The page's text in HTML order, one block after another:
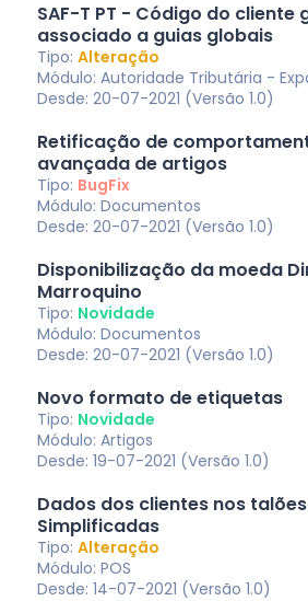
SAF-T PT - Código do cliente
associado a guias globais
Tipo: Alteração
Módulo: Autoridade Tributária -
Desde: 20-07-2021 (Versão 1.0)
Retificação de
avançada de artigos
Tipo: BugFix
Módulo: Documentos
Desde: 20-07-2021 (Versão 1.0)
Disponibilização da moeda
Marroquino
Tipo: Novidade
Módulo: Documentos
Desde: 20-07-2021 (Versão 1.0)
Novo formato de etiquetas
Tipo: Novidade
Módulo: Artigos
Desde: 19-07-2021 (Versão 1.0)
Dados dos clientes nos
Simplificadas
Tipo: Alteração
Módulo: POS
Desde: 14-07-2021 (Versão 1.0)